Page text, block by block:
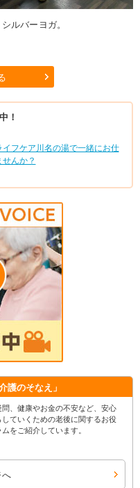
ルバーヨガ。
！
イフケア川名の湯で一緒にお仕
んか？
介護のそなえ」
問、健康やお金の不安など、安心
していくための老後に関するお役
をご紹介しています。
へ